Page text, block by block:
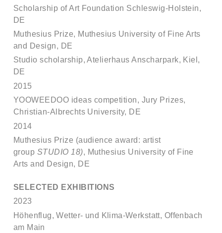
Scholarship of Art Foundation Schleswig-Holstein,
DE
Muthesius Prize, Muthesius University of Fine Arts
and Design, DE
Studio scholarship, Atelierhaus Anscharpark, Kiel,
DE
2015
YOOWEEDOO ideas competition, Jury Prizes,
Christian-Albrechts University, DE
2014
Muthesius Prize (audience award: artist
group STUDIO 18), Muthesius University of Fine
Arts and Design, DE
SELECTED EXHIBITIONS
2023
Höhenflug, Wetter- und Klima-Werkstatt, Offenbach
am Main